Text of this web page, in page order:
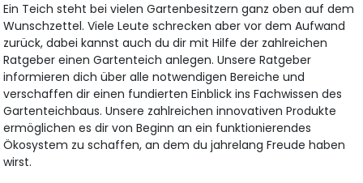
Ein Teich steht bei vielen Gartenbesitzern ganz oben auf dem
Wunschzettel. Viele Leute schrecken aber vor dem Aufwand
zurück, dabei kannst auch du dir mit Hilfe der zahlreichen
Ratgeber einen Gartenteich anlegen. Unsere Ratgeber
informieren dich über alle notwendigen Bereiche und
verschaffen dir einen fundierten Einblick ins Fachwissen des
Gartenteichbaus. Unsere zahlreichen innovativen Produkte
ermöglichen es dir von Beginn an ein funktionierendes
Ökosystem zu schaffen, an dem du jahrelang Freude haben
wirst.